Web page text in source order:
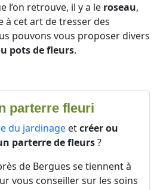
l’on retrouve, il y a le roseau,
à cet art de tresser des
pouvons vous proposer divers
pots de fleurs.
parterre fleuri
du jardinage etcréer ou
parterre de fleurs?
de Bergues se tiennent à
vous conseiller sur les soins